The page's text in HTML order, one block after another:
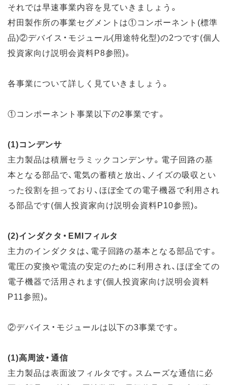
それでは早速事業内容を見ていきましょう。
村田製作所の事業セグメントは①コンポーネント(標準
品)②デバイス・モジュール(用途特化型)の2つです(個人
投資家向け説明会資料P8参照)。
各事業について詳しく見ていきましょう。
①コンポーネント事業以下の2事業です。
(1)コンデンサ
主力製品は積層セラミックコンデンサ。電子回路の基
本となる部品で、電気の蓄積と放出、ノイズの吸収とい
った役割を担っており、ほぼ全ての電子機器で利用され
る部品です(個人投資家向け説明会資料P10参照)。
(2)インダクタ・EMIフィルタ
主力のインダクタは、電子回路の基本となる部品です。
電圧の変換や電流の安定のために利用され、ほぼ全ての
電子機器で活用されます(個人投資家向け説明会資料
P11参照)。
②デバイス・モジュールは以下の3事業です。
(1)高周波・通信
主力製品は表面波フィルタです。スムーズな通信に必